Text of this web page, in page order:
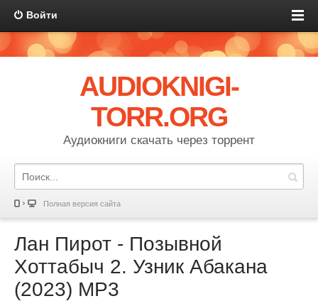
Войти
AUDIOKNIGI-
TORR.ORG
Аудиокниги скачать через торрент
Полная версия сайта
Лан Пирот - Позывной
Хоттабыч 2. Узник Абакана
(2023) МР3